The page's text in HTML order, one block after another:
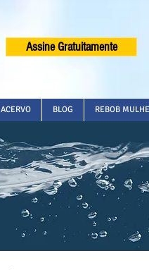
Assine Gratuitamente
ACERVO BLOG REBOB